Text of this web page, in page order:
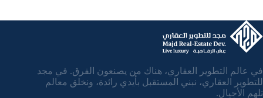
في عالم التطوير العقاري، هناك من يصنعون الفرق. في مجد
للتطوير العقاري، نبني المستقبل بأيدي رائدة، ونخلق معالم
تلهم الأجيال.